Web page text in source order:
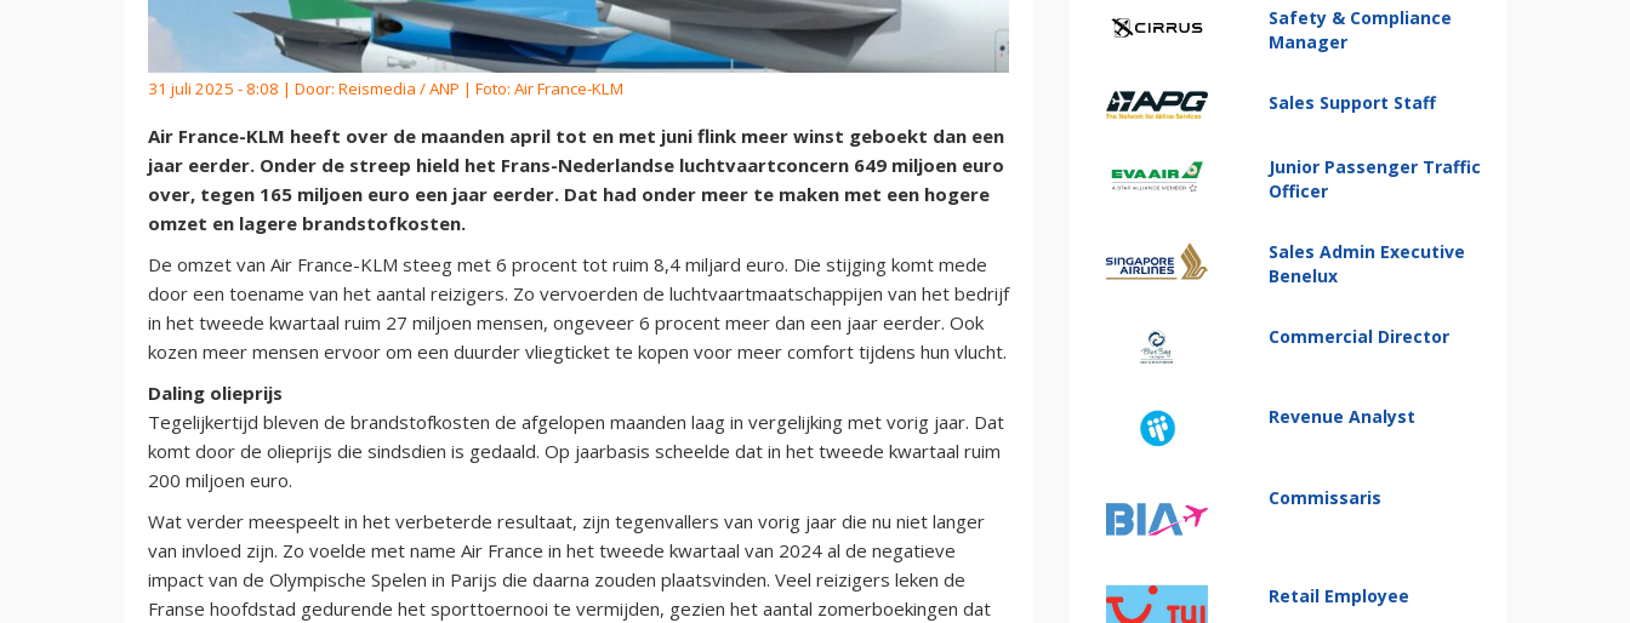
31 juli 2025 - 8:08 | Door: Reismedia / ANP | Foto: Air France-KLM
Air France-KLM heeft over de maanden april tot en met juni flink meer winst geboekt dan een
jaar eerder. Onder de streep hield het Frans-Nederlandse luchtvaartconcern 649 miljoen euro
over, tegen 165 miljoen euro een jaar eerder. Dat had onder meer te maken met een hogere
omzet en lagere brandstofkosten.
De omzet van Air France-KLM steeg met 6 procent tot ruim 8,4 miljard euro. Die stijging komt mede
door een toename van het aantal reizigers. Zo vervoerden de luchtvaartmaatschappijen van het bedrijf
in het tweede kwartaal ruim 27 miljoen mensen, ongeveer 6 procent meer dan een jaar eerder. Ook
kozen meer mensen ervoor om een duurder vliegticket te kopen voor meer comfort tijdens hun vlucht.
Daling olieprijs
Tegelijkertijd bleven de brandstofkosten de afgelopen maanden laag in vergelijking met vorig jaar. Dat
komt door de olieprijs die sindsdien is gedaald. Op jaarbasis scheelde dat in het tweede kwartaal ruim
200 miljoen euro.
Wat verder meespeelt in het verbeterde resultaat, zijn tegenvallers van vorig jaar die nu niet langer
van invloed zijn. Zo voelde met name Air France in het tweede kwartaal van 2024 al de negatieve
impact van de Olympische Spelen in Parijs die daarna zouden plaatsvinden. Veel reizigers leken de
Franse hoofdstad gedurende het sporttoernooi te vermijden, gezien het aantal zomerboekingen dat
Safety & Compliance
Manager
Sales Support Staff
Junior Passenger Traffic
Officer
Sales Admin Executive
Benelux
Commercial Director
Revenue Analyst
Commissaris
Retail Employee